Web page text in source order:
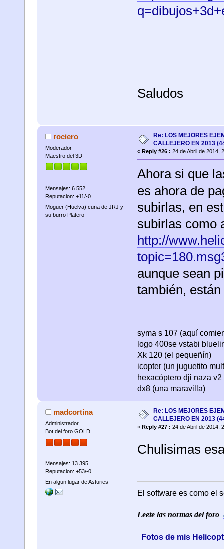
Saludos
rociero
Moderador
Maestro del 3D
Mensajes: 6.552
Reputacion: +11/-0
Moguer (Huelva) cuna de JRJ y
su burro Platero
Re: LOS MEJORES
CALLEJERO EN 2013
« Reply #26 : 24 de Abril de 2014,
Ahora si que
es ahora de
subirlas, en
subirlas como
http://
aunque sean
también,
syma s 107 (aquí
logo 400se vstabi
Xk 120 (el pequeñín)
icopter (un juguetito
hexacóptero dji naza
dx8 (una maravilla)
madcortina
Administrador
Bot del foro GOLD
Mensajes: 13.395
Reputacion: +53/-0
En algun lugar de Asturies
Re: LOS MEJORES
CALLEJERO EN 2013
« Reply #27 : 24 de Abril de 2014,
Chulisimas
El software es como el
Leete las normas del foro
Fotos de mis